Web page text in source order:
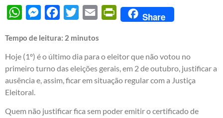
WhatsAppMessengerFacebook
Twitter Email PrintFriendly
Share
Tempo de leitura: 2 minutos
Hoje (1º) é o último dia para o eleitor que não votou no
primeiro turno das eleições gerais, em 2 de outubro, justificar a
ausência e, assim, ficar em situação regular com a Justiça
Eleitoral.
Quem não justificar fica sem poder emitir o certificado de